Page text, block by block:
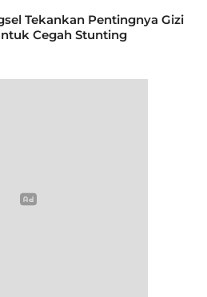
Tekankan Pentingnya Gizi
Cegah Stunting